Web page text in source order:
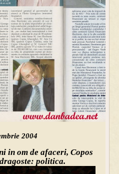
2004
in om de afaceri, Copos
politica.